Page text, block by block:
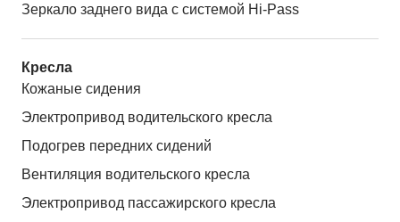
Зеркало заднего вида с системой Hi-Pass
Кресла
Кожаные сидения
Электропривод водительского кресла
Подогрев передних сидений
Вентиляция водительского кресла
Электропривод пассажирского кресла